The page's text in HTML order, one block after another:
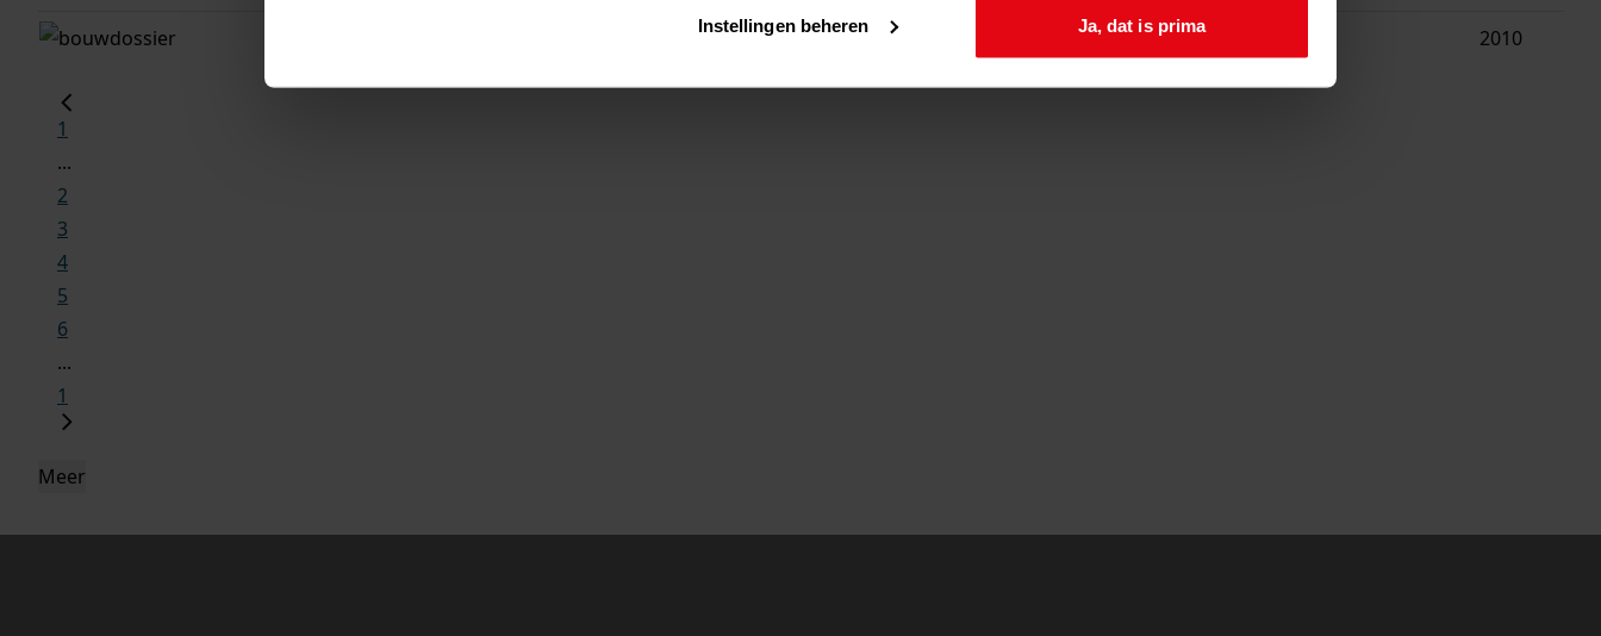
Instellingen beheren Ja, dat is prima
oprichten van een woning met garage 2010
1
...
2
3
4
5
6
...
1
Meer